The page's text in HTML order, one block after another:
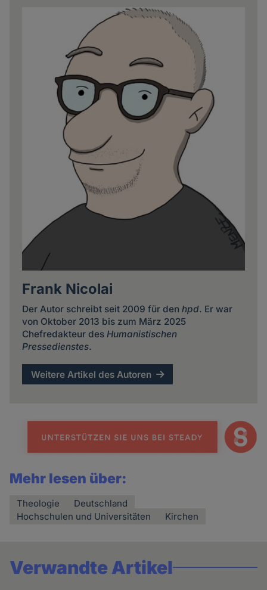
Frank Nicolai
Der Autor schreibt seit 2009 für den hpd. Er war
von Oktober 2013 bis zum März 2025
Chefredakteur des Humanistischen
Pressedienstes.
Weitere Artikel des Autoren
Mehr lesen über:
Theologie
Deutschland
Hochschulen und Universitäten
Kirchen
Verwandte Artikel